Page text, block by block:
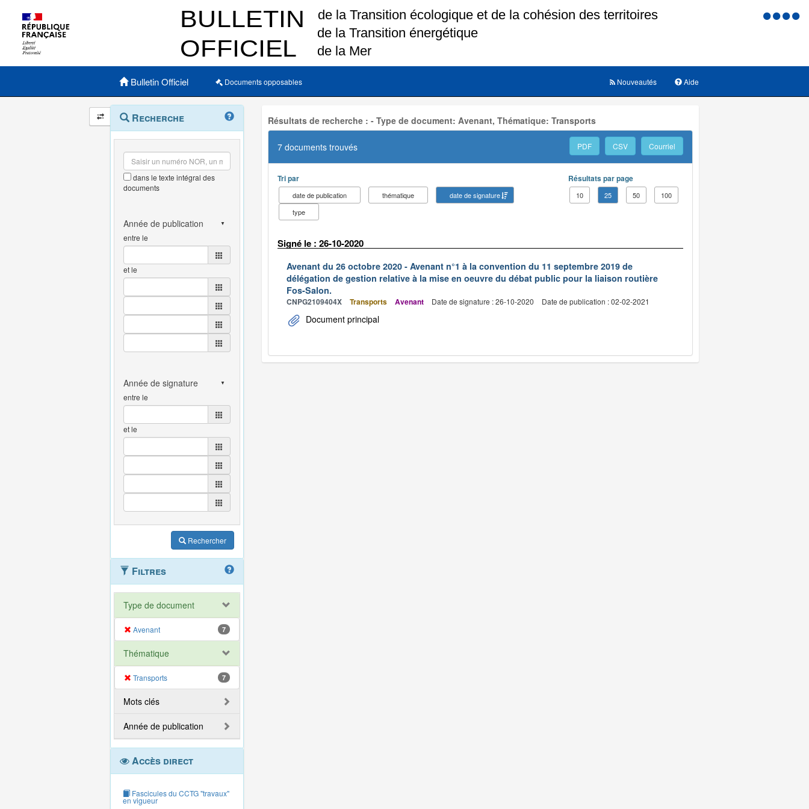
Menu
Menu principal
Bulletin Officiel Documents opposables Aide
Nouveautés
Navigation
et
outils
annexes
Menu
contextuel
Recherche
dans le texte intégral des
documents
entre le
et le
entre le
et le
Rechercher
Filtres
Type de document
Avenant 7
Thématique
Transports 7
Mots clés
Année de publication
Accès direct
Fascicules du CCTG "travaux"
en vigueur
Résultats de recherche : - Type de document: Avenant, Thématique: Transports
7 documents trouvés PDF CSV Courriel
Tri par
date de publication thématique
date de signature
type
Résultats par page
10 25 50 100
Signé le : 26-10-2020
Avenant du 26 octobre 2020 - Avenant n°1 à la convention du 11 septembre 2019 de
délégation de gestion relative à la mise en oeuvre du débat public pour la liaison routière
Fos-Salon.
CNPG2109404X Transports Avenant Date de signature : 26-10-2020 Date de publication : 02-02-2021
Document principal